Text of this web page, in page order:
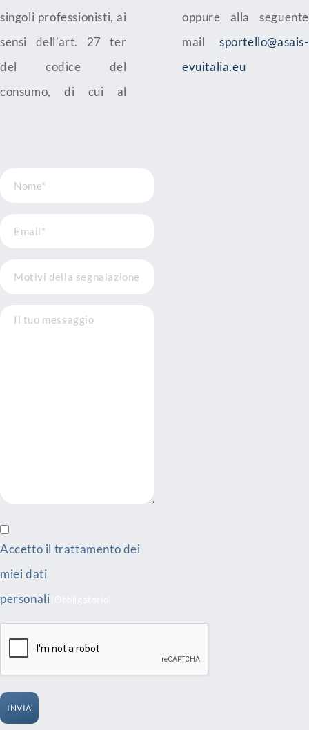
singoli professionisti, ai
sensi dell’art. 27 ter
del codice del
consumo, di cui al
oppure alla seguente
mail sportello@asais-
evuitalia.eu
Accetto il trattamento dei
miei dati
personali
INVIA